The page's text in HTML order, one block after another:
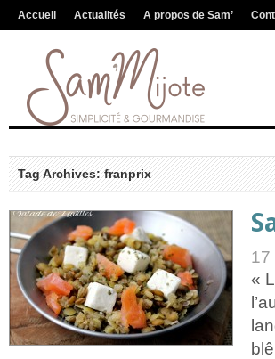
Accueil Actualités A propos de Sam’
Tag Archives: franprix
17
«